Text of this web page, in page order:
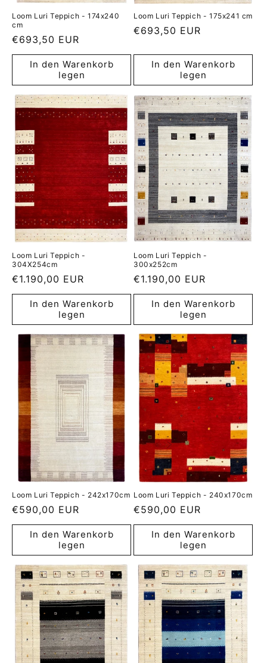
Loom Luri Teppich - 174x240
cm
Normaler
Preis
€693,50 EUR
In den Warenkorb
legen
Loom Luri Teppich - 175x241 cm
Normaler
€693,50 EUR
In den Warenkorb
legen
Loom Luri Teppich -
304X254cm
Normaler
Preis
€1.190,00 EUR
In den Warenkorb
legen
Loom Luri Teppich -
300x252cm
Normaler
Preis
€1.190,00 EUR
In den Warenkorb
legen
Loom Luri Teppich - 242x170cm
Normaler
Preis
€590,00 EUR
In den Warenkorb
legen
Loom Luri Teppich - 240x170cm
Normaler
Preis
€590,00 EUR
In den Warenkorb
legen